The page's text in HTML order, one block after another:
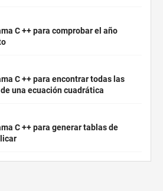
C ++ para comprobar el año
C ++ para encontrar todas las
una ecuación cuadrática
C ++ para generar tablas de